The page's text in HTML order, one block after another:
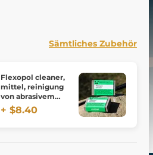
Sämtliches Zubehör
Flexopol cleaner,
mittel, reinigung
von abrasivem
gummi - mittel
+ $8.40